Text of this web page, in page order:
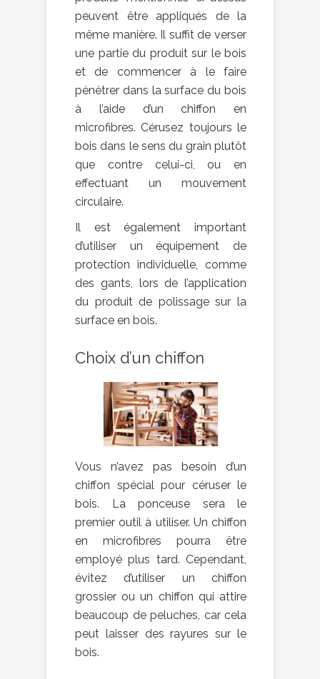
peuvent être appliqués de la
même manière. Il suffit de verser
une partie du produit sur le bois
et de commencer à le faire
pénétrer dans la surface du bois
à l’aide d’un chiffon en
microfibres. Cérusez toujours le
bois dans le sens du grain plutôt
que contre celui-ci, ou en
effectuant un mouvement
circulaire.
Il est également important
d’utiliser un équipement de
protection individuelle, comme
des gants, lors de l’application
du produit de polissage sur la
surface en bois.
Choix d’un chiffon
Vous n’avez pas besoin d’un
chiffon spécial pour céruser le
bois. La ponceuse sera le
premier outil à utiliser. Un chiffon
en microfibres pourra être
employé plus tard. Cependant,
évitez d’utiliser un chiffon
grossier ou un chiffon qui attire
beaucoup de peluches, car cela
peut laisser des rayures sur le
bois.